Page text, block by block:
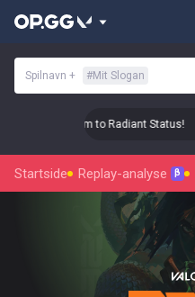
Spilnavn + #Mit Slogan
Up Your Aim to Radiant Status!
Startside Replay-analyse β